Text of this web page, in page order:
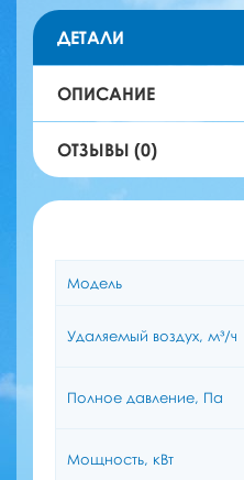
ДЕТАЛИ
ОПИСАНИЕ
ОТЗЫВЫ (0)
Модель
Удаляемый воздух, м³/ч
Полное давление, Па
Мощность, кВт